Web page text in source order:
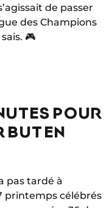
de passer
des Champions
🎮
POUR
BUT EN
pas tardé à
printemps célébrés